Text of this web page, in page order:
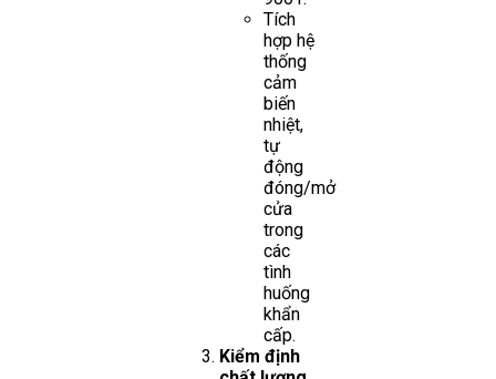
Tích
hợp hệ
thống
cảm
biến
nhiệt,
tự
động
đóng/mở
cửa
trong
các
tình
huống
khẩn
cấp.
Kiểm định